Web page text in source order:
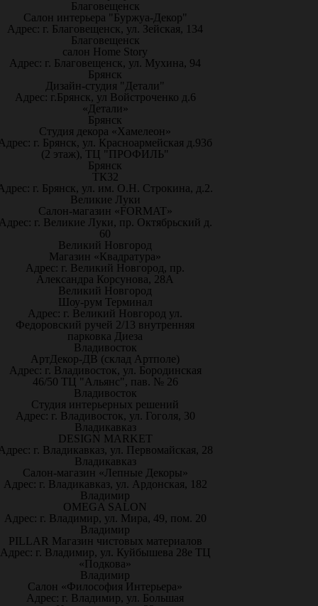
Благовещенск
Салон интерьера "Буржуа-Декор"
Адрес: г. Благовещенск, ул. Зейская, 134
Благовещенск
салон Home Story
Адрес: г. Благовещенск, ул. Мухина, 94
Брянск
Дизайн-студия "Детали"
Адрес: г.Брянск, ул Войстроченко д.6
«Детали»
Брянск
Студия декора «Хамелеон»
г. Брянск, ул. Красноармейская д.93б
(2 этаж), ТЦ "ПРОФИЛЬ"
Брянск
ТК32
г. Брянск, ул. им. О.Н. Строкина, д.2.
Великие Луки
Салон-магазин «FORMAT»
г. Великие Луки, пр. Октябрьский д.
60
Великий Новгород
Магазин «Квадратура»
Адрес: г. Великий Новгород, пр.
Александра Корсунова, 28А
Великий Новгород
Шоу-рум Терминал
Адрес: г. Великий Новгород ул.
Федоровский ручей 2/13 внутренняя
парковка Диеза
Владивосток
АртДекор-ДВ (склад Артполе)
Адрес: г. Владивосток, ул. Бородинская
46/50 ТЦ "Альянс", пав. № 26
Владивосток
Студия интерьерных решений
Адрес: г. Владивосток, ул. Гоголя, 30
Владикавказ
DESIGN MARKET
г. Владикавказ, ул. Первомайская, 28
Владикавказ
Салон-магазин «Лепные Декоры»
Адрес: г. Владикавказ, ул. Ардонская, 182
Владимир
OMEGA SALON
Адрес: г. Владимир, ул. Мира, 49, пом. 20
Владимир
PILLAR Магазин чистовых материалов
Адрес: г. Владимир, ул. Куйбышева 28е ТЦ
«Подкова»
Владимир
Салон «Философия Интерьера»
Адрес: г. Владимир, ул. Большая